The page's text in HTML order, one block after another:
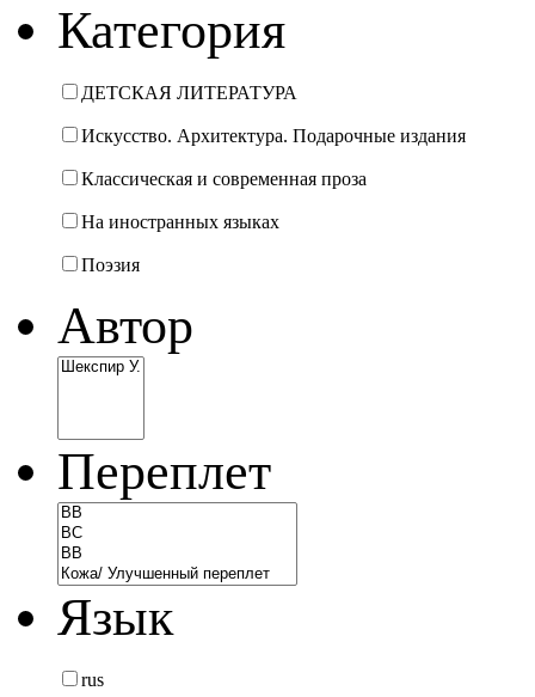
Категория
ДЕТСКАЯ ЛИТЕРАТУРА
Искусство. Архитектура. Подарочные издания
Классическая и современная проза
На иностранных языках
Поэзия
Автор
Переплет
Язык
rus